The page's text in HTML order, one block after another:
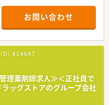
ります。
度と多すぎず、業務に慣れやすい
環境です。
にて支店長を務めた経験を持つ
調剤薬局法人です。
を展開しており、地域のクリニッ
げております。
的であり、従業員一人ひとりの生
を提案してくれます。
お問い合わせ
： 414647
理薬剤師求人≫＜正社員で
ッグストアのグループ会社